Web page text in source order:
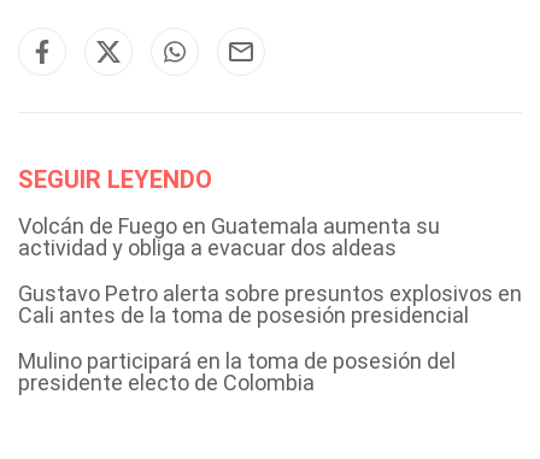
SEGUIR LEYENDO
Volcán de Fuego en Guatemala aumenta su
actividad y obliga a evacuar dos aldeas
Gustavo Petro alerta sobre presuntos explosivos en
Cali antes de la toma de posesión presidencial
Mulino participará en la toma de posesión del
presidente electo de Colombia